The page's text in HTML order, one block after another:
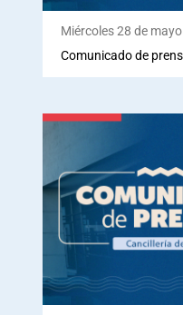
Miércoles 28 de
Comunicado de